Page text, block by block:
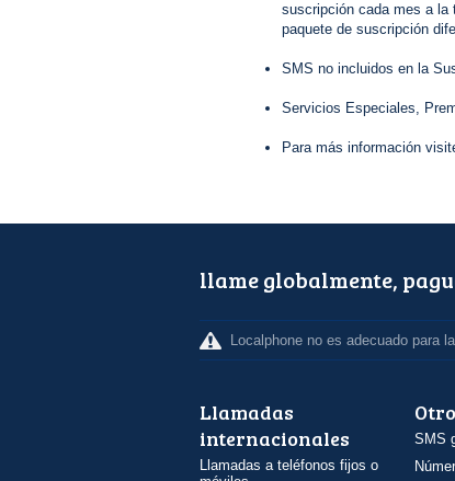
suscripción cada mes a la
paquete de suscripción
SMS no incluidos en la
Servicios Especiales,
Para más información
llame globalmente,
Localphone no es adecuado para
Llamadas
internacionales
Llamadas a teléfonos fijos o
SMS